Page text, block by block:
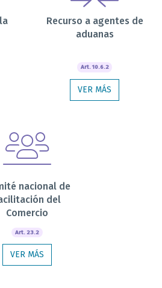
Recurso a agentes de
aduanas
Art. 10.6.2
VER MÁS
nacional de
del
Comercio
Art. 23.2
VER MÁS